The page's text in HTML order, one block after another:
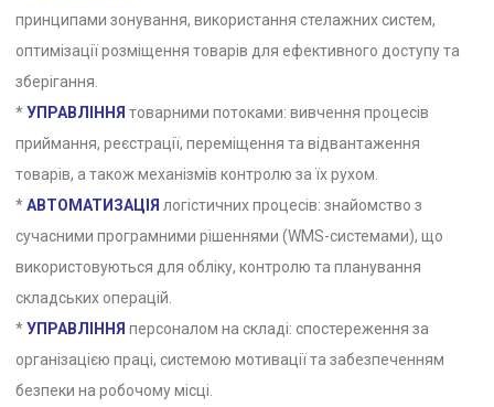
принципами зонування, використання стелажних систем,
оптимізації розміщення товарів для ефективного доступу та
зберігання.
*УПРАВЛІННЯ товарними потоками: вивчення процесів
приймання, реєстрації, переміщення та відвантаження
товарів, а також механізмів контролю за їх рухом.
*АВТОМАТИЗАЦІЯ логістичних процесів: знайомство з
сучасними програмними рішеннями (WMS-системами), що
використовуються для обліку, контролю та планування
складських операцій.
*УПРАВЛІННЯ персоналом на складі: спостереження за
організацією праці, системою мотивації та забезпеченням
безпеки на робочому місці.